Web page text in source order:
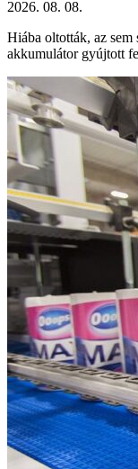
2026. 08. 08.
Hiába oltották, az sem
akkumulátor gyújtott